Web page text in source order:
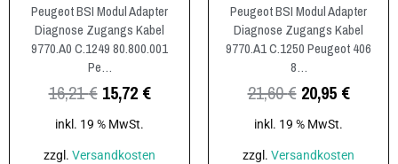
Peugeot BSI Modul Adapter
Diagnose Zugangs Kabel
9770.A0 C.1249 80.800.001
Pe…
16,21€ 15,72 €
inkl. 19 % MwSt.
zzgl. Versandkosten
Peugeot BSI Modul Adapter
Diagnose Zugangs Kabel
9770.A1 C.1250 Peugeot 406
8…
21,60€ 20,95 €
inkl. 19 % MwSt.
zzgl. Versandkosten